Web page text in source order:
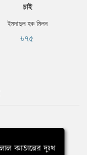
চাই
ইমদাদুল হক মিলন
৳৭৫